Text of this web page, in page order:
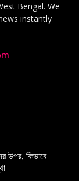
Bengal. We
instantly
উপর, কিভাবে